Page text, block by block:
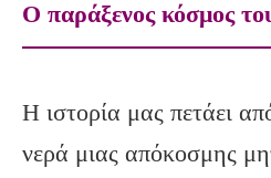
O παράξενος κόσμος
Η ιστορία μας πετάει
νερά μιας απόκοσμης